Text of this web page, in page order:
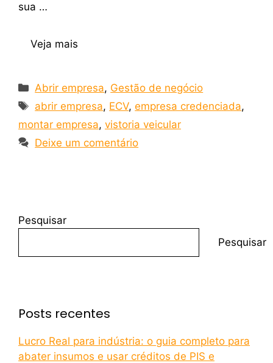
sua …
Veja mais
Abrir empresa, Gestão de negócio
abrir empresa, ECV,empresa credenciada,
montar empresa, vistoria veicular
Deixe um comentário
Pesquisar
Pesquisar
Posts recentes
Lucro Real para indústria: o guia completo para
abater insumos e usar créditos de PIS e